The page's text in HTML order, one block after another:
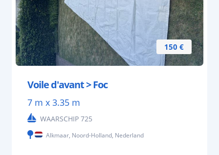
150 €
Voile d'avant > Foc
7 m x 3.35 m
WAARSCHIP 725
Alkmaar, Noord-Holland, Nederland